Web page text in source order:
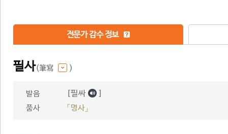
전문가 감수 정보
필사(筆寫 )
발음 [필싸 ]
품사 「명사」